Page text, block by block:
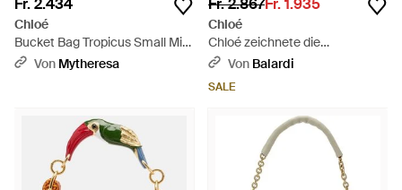
Fr. 2.434
Chloé
Bucket Bag Tropicus Small Mit
Leder - Natur
Von Mytheresa
Fr. 2.867Fr. 1.935
Chloé
Chloé zeichnete die
Umhängetasche aus - Rot
Von Balardi
SALE